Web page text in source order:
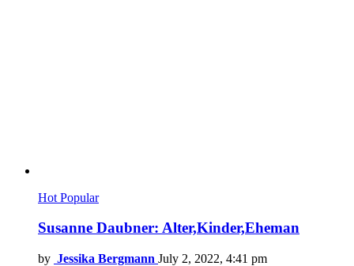
Hot Popular
Susanne Daubner: Alter,Kinder,Eheman
by Jessika Bergmann July 2, 2022, 4:41 pm